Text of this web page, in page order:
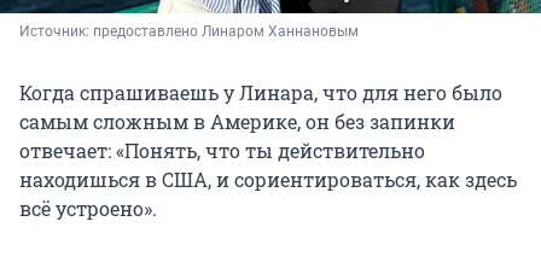
Источник: предоставлено Линаром Ханнановым
Когда спрашиваешь у Линара, что для него было
самым сложным в Америке, он без запинки
отвечает: «Понять, что ты действительно
находишься в США, и сориентироваться, как здесь
всё устроено».